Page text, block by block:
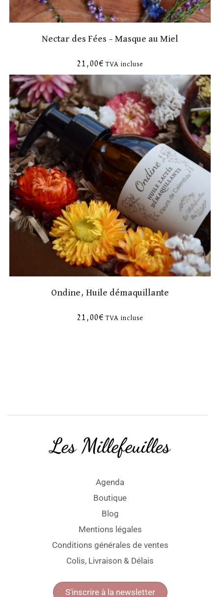
Nectar des Fées – Masque au Miel
21,00€ TVA incluse
Ondine, Huile démaquillante
21,00€ TVA incluse
Les Millefeuilles
Agenda
Boutique
Blog
Mentions légales
Conditions générales de ventes
Colis, Livraison & Délais
S'inscrire à la newsletter